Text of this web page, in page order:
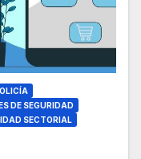
DE SEGURIDAD
SECTORIAL